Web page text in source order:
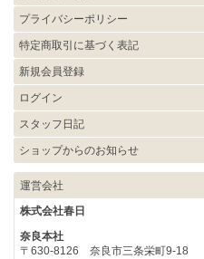
プライバシーポリシー
特定商取引に基づく表記
新規会員登録
ログイン
スタッフ日記
ショップからのお知らせ
運営会社
株式会社春日
奈良本社
〒630-8126 奈良市三条栄町9-18